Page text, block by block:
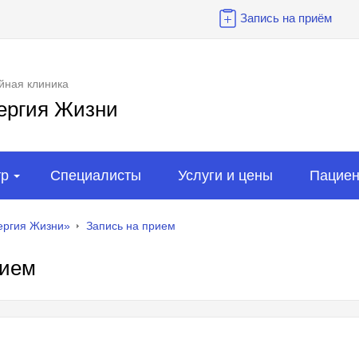
Запись на приём
клиника
Жизни
Специалисты Услуги и цены
Жизни» Запись на прием